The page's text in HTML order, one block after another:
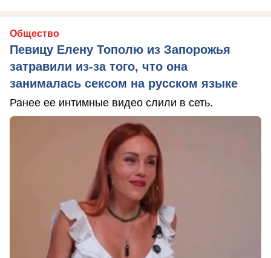
Общество
Певицу Елену Тополю из Запорожья
затравили из-за того, что она
занималась сексом на русском языке
Ранее ее интимные видео слили в сеть.